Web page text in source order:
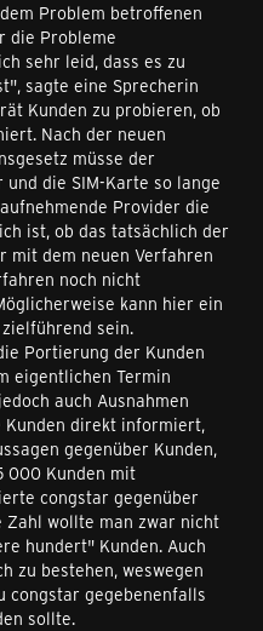
Problem betroffenen
die Probleme
sehr leid, dass es zu
sagte eine Sprecherin
Kunden zu probieren, ob
Nach der neuen
müsse der
die SIM-Karte so lange
Provider die
ist, ob das tatsächlich der
mit dem neuen Verfahren
noch nicht
kann hier ein
sein.
Portierung der Kunden
eigentlichen Termin
auch Ausnahmen
Kunden direkt informiert,
gegenüber Kunden,
000 Kunden mit
congstar gegenüber
Zahl wollte man zwar nicht
hundert" Kunden. Auch
zu bestehen, weswegen
congstar gegebenenfalls
sollte.